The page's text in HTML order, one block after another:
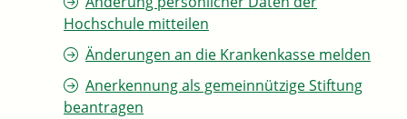
Hochschule mitteilen
Änderungen an die Krankenkasse melden
Anerkennung als gemeinnützige Stiftung
beantragen